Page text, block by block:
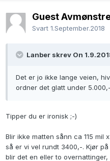
Guest
Svart 1.September.2018
Lanber skrev On
Det er jo ikke lange veien,
ordner det glatt under 5.000,-
Tipper du er ironisk ;-)
Blir ikke matten sånn ca 115 mil
så er vi vel rundt 3400,-. Kjør
blir det en eller to